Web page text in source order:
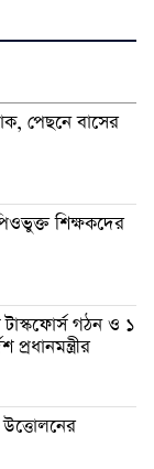
পেছনে বাসের
শিক্ষকদের
গঠন ও ১
প্রধানমন্ত্রীর